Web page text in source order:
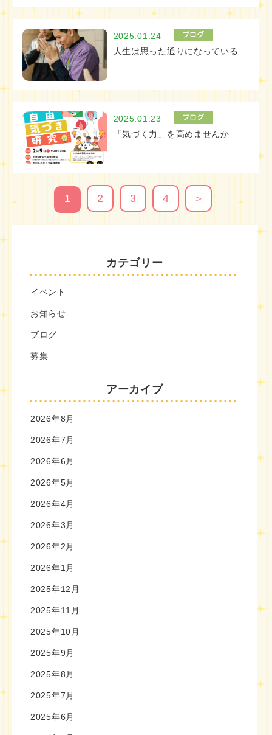
カテゴリー
イベント
お知らせ
ブログ
募集
アーカイブ
2026年8月
2026年7月
2026年6月
2026年5月
2026年4月
2026年3月
2026年2月
2026年1月
2025年12月
2025年11月
2025年10月
2025年9月
2025年8月
2025年7月
2025年6月
2025.01.24
人生は思った通りになっている
2025.01.23
「気づく力」を高めませんか
1 2 3 4 ＞